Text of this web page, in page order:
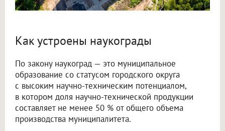
Как устроены наукограды
По закону наукоград — это муниципальное
образование со статусом городского округа
с высоким научно-техническим потенциалом,
в котором доля научно-технической продукции
составляет не менее 50 % от общего объема
производства муниципалитета.